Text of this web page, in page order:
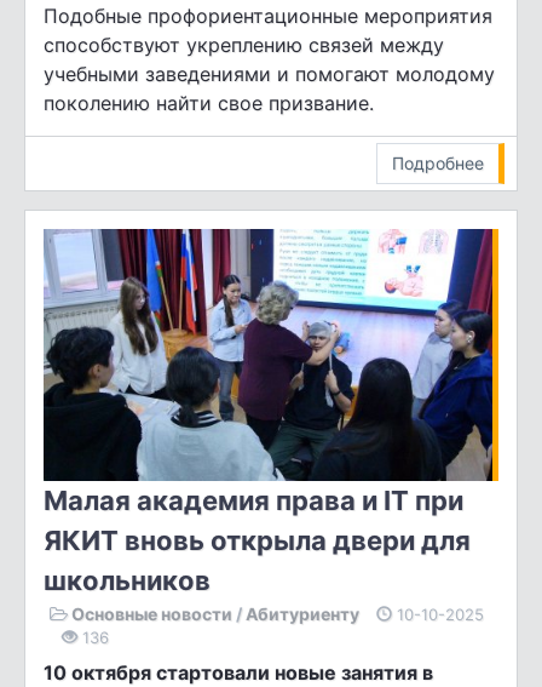
Подобные профориентационные мероприятия
способствуют укреплению связей между
учебными заведениями и помогают молодому
поколению найти свое призвание.
Подробнее
Малая академия права и IT при
ЯКИТ вновь открыла двери для
школьников
Основные новости / Абитуриенту
10-10-2025
136
10 октября стартовали новые занятия в